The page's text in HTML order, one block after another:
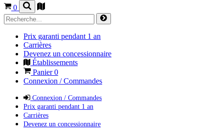
0
Prix garanti pendant 1 an
Carrières
Devenez un concessionnaire
Établissements
Panier0
Connexion / Commandes
Connexion / Commandes
Prix garanti pendant 1 an
Carrières
Devenez un concessionnaire